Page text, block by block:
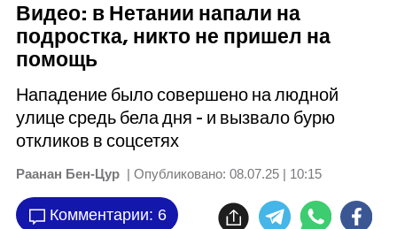
Видео: в Нетании напали на
подростка, никто не пришел на
помощь
Нападение было совершено на людной
улице средь бела дня - и вызвало бурю
откликов в соцсетях
Раанан Бен-Цур | Опубликовано: 08.07.25 | 10:15
Комментарии: 6